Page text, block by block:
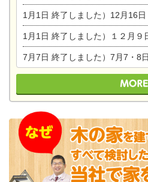
1月1日 終了しました）12月16日 EDION東陽
1月1日 終了しました）１２月９日(日) EDION東陽住
7月7日 終了しました）7月7・8日（土・日）は、地震に強くて安心！暮らしを楽し